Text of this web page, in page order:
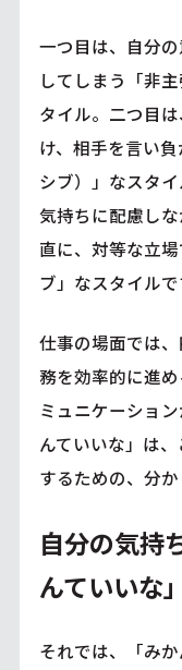
一つ目は、自分
してしまう「非
タイル。二つ目
け、相手を言い
シブ）」なスタ
気持ちに配慮し
直に、対等な立
ブ」なスタイルで
仕事の場面では
務を効率的に進
ミュニケーショ
んていいな」は
するための、分か
自分の気持
んていいな」
それでは、「み